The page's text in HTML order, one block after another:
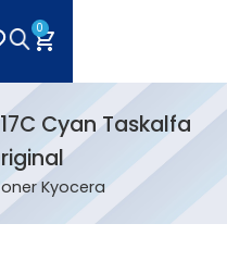
0
Cyan Taskalfa
Kyocera